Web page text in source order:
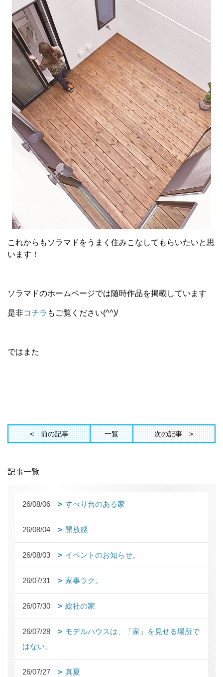
これからもソラマドをうまく住みこなしてもらいたいと思
います！
ソラマドのホームページでは随時作品を掲載しています
是非コチラ もご覧ください(^^)/
ではまた
前の記事 一覧 次の記事
記事一覧
26/08/06 すべり台のある家
26/08/04 開放感
26/08/03 イベントのお知らせ。
26/07/31 家事ラク。
26/07/30 総社の家
26/07/28
モデルハウスは、「家」を見せる場所で
はない。
26/07/27 真夏